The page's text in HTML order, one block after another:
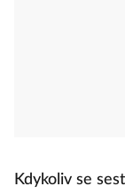
Kdykoliv se